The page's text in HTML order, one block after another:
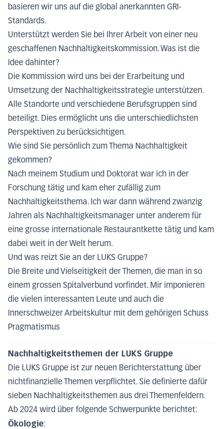
basieren wir uns auf die global anerkannten GRI-
Standards.
Unterstützt werden Sie bei Ihrer Arbeit von einer neu
geschaffenen Nachhaltigkeitskommission. Was ist die
Idee dahinter?
Die Kommission wird uns bei der Erarbeitung und
Umsetzung der Nachhaltigkeitsstrategie unterstützen.
Alle Standorte und verschiedene Berufsgruppen sind
beteiligt. Dies ermöglicht uns die unterschiedlichsten
Perspektiven zu berücksichtigen.
Wie sind Sie persönlich zum Thema Nachhaltigkeit
gekommen?
Nach meinem Studium und Doktorat war ich in der
Forschung tätig und kam eher zufällig zum
Nachhaltigkeitsthema. Ich war dann während zwanzig
Jahren als Nachhaltigkeitsmanager unter anderem für
eine grosse internationale Restaurantkette tätig und kam
dabei weit in der Welt herum.
Und was reizt Sie an der LUKS Gruppe?
Die Breite und Vielseitigkeit der Themen, die man in so
einem grossen Spitalverbund vorfindet. Mir imponieren
die vielen interessanten Leute und auch die
Innerschweizer Arbeitskultur mit dem gehörigen Schuss
Pragmatismus
Nachhaltigkeitsthemen der LUKS Gruppe
Die LUKS Gruppe ist zur neuen Berichterstattung über
nichtfinanzielle Themen verpflichtet. Sie definierte dafür
sieben Nachhaltigkeitsthemen aus drei Themenfeldern.
Ab 2024 wird über folgende Schwerpunkte berichtet:
Ökologie: